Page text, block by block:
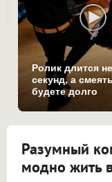
Ролик длится
секунд, а
будете долго
Разумный
модно жить